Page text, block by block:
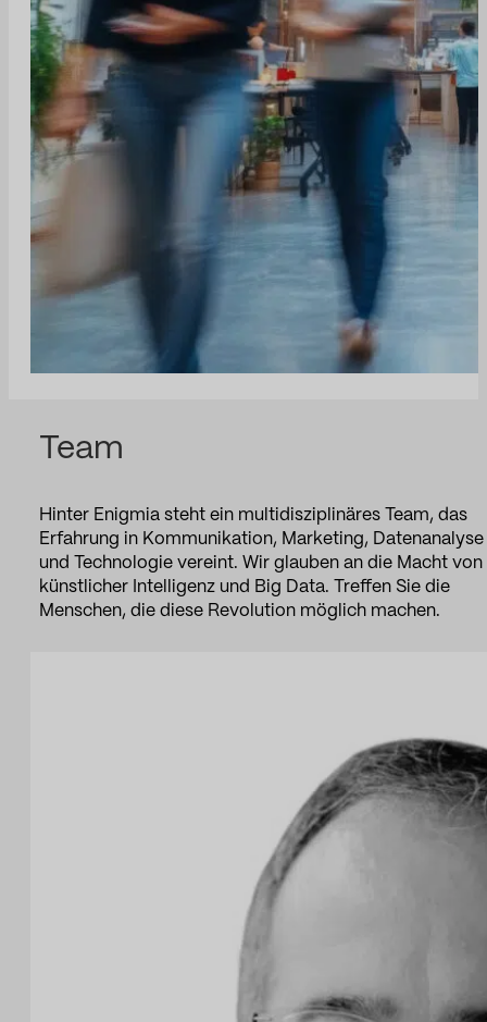
Team
Hinter Enigmia steht ein multidisziplinäres Team, das
Erfahrung in Kommunikation, Marketing, Datenanalyse
und Technologie vereint. Wir glauben an die Macht von
künstlicher Intelligenz und Big Data. Treffen Sie die
Menschen, die diese Revolution möglich machen.